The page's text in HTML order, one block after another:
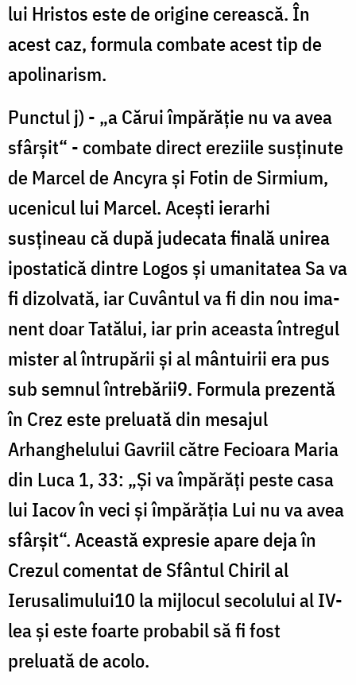
lui Hristos este de origine cerească. În
acest caz, formula combate acest tip de
apolinarism.
Punctul j) - „a Cărui împărăție nu va avea
sfârșit“ - combate direct ereziile susținute
de Marcel de Ancyra și Fotin de Sirmium,
ucenicul lui Marcel. Acești ierarhi
susțineau că după judecata finală unirea
ipostatică dintre Logos și umanitatea Sa va
fi dizolvată, iar Cuvântul va fi din nou ima­
nent doar Tatălui, iar prin aceasta întregul
mister al întrupării și al mântuirii era pus
sub semnul întrebării9. Formula prezentă
în Crez este preluată din mesajul
Arhanghelului Gavriil către Fecioara Maria
din Luca 1, 33: „Și va împărăți peste casa
lui Iacov în veci și împărăția Lui nu va avea
sfârșit“. Această expresie apare deja în
Crezul comentat de Sfântul Chiril al
Ierusalimului10 la mijlocul secolului al IV-
lea și este foarte probabil să fi fost
preluată de acolo.